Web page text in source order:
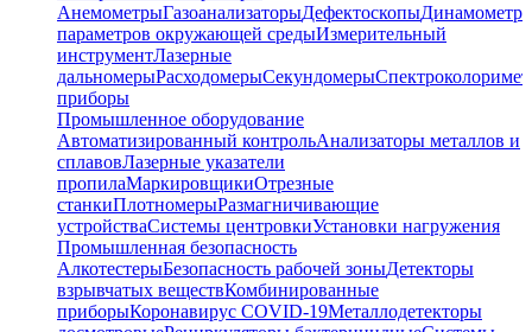
АнемометрыГазоанализаторыДефектоскопы
параметров окружающей средыИзмерительный
инструментЛазерные
дальномерыРасходомерыСекундомеры
приборы
Промышленное оборудование
Автоматизированный контрольАнализаторы металлов и
сплавовЛазерные указатели
пропилаМаркировщикиОтрезные
станкиПлотномерыРазмагничивающие
устройстваСистемы центровкиУстановки нагружения
Промышленная безопасность
АлкотестерыБезопасность рабочей зоныДетекторы
взрывчатых веществКомбинированные
приборыКоронавирус COVID-19Металлодетекторы